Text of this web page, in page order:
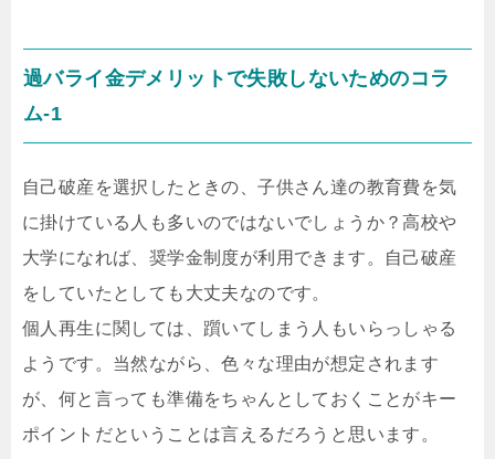
過バライ金デメリットで失敗しないためのコラ
ム-1
自己破産を選択したときの、子供さん達の教育費を気
に掛けている人も多いのではないでしょうか？高校や
大学になれば、奨学金制度が利用できます。自己破産
をしていたとしても大丈夫なのです。
個人再生に関しては、躓いてしまう人もいらっしゃる
ようです。当然ながら、色々な理由が想定されます
が、何と言っても準備をちゃんとしておくことがキー
ポイントだということは言えるだろうと思います。